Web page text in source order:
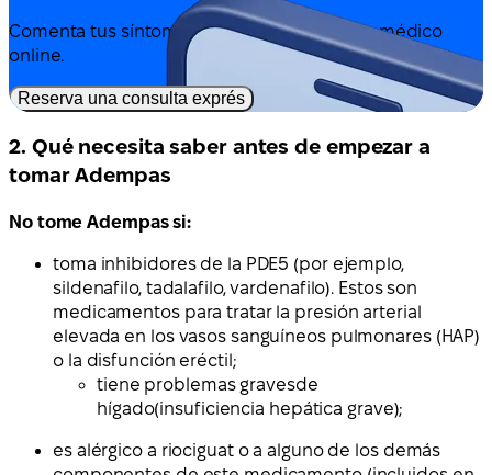
Comenta tus síntomas y tratamiento con un médico
online.
Reserva una consulta exprés
2. Qué necesita saber antes de empezar a
tomar Adempas
No tome Adempas si:
toma inhibidores de la PDE5 (por ejemplo,
sildenafilo, tadalafilo, vardenafilo). Estos son
medicamentos para tratar la presión arterial
elevada en los vasos sanguíneos pulmonares (HAP)
o la disfunción eréctil;
tiene problemas gravesde
hígado(insuficiencia hepática grave);
es alérgico a riociguat o a alguno de los demás